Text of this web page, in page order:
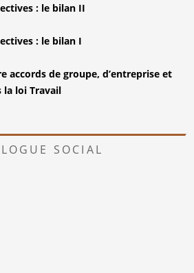
: le bilan II
: le bilan I
accords de groupe, d’entreprise et
la loi Travail
SOCIAL